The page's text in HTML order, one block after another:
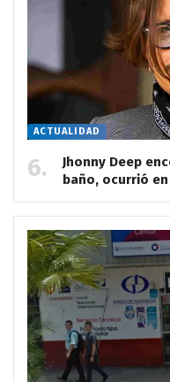
ACTUALIDAD
Jhonny Deep
baño, ocurrió